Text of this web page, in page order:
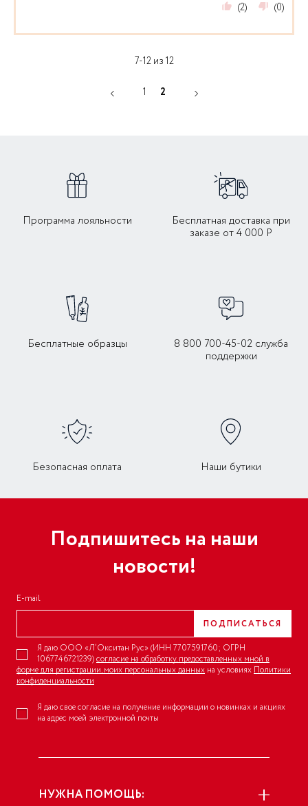
(2)
(0)
7-12 из 12
1 2
Программа лояльности
Бесплатная доставка при
заказе от 4 000 Р
Бесплатные образцы
8 800 700-45-02 служба
поддержки
Безопасная оплата Наши бутики
Подпишитесь на наши
новости!
E-mail
ПОДПИСАТЬСЯ
Я даю ООО «Л’Окситан Рус» (ИНН 7707591760; ОГРН
1067746721239)согласие на обработку, предоставленных мной в
форме для регистрации, моих персональных данных на условиях Политики
конфиденциальности
Я даю свое согласие на получение информации о новинках и акциях
на адрес моей электронной почты
НУЖНА ПОМОЩЬ: